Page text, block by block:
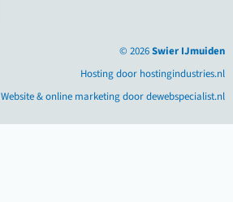
© 2026Swier IJmuiden
Hosting door hostingindustries.nl
Website & online marketing door dewebspecialist.nl